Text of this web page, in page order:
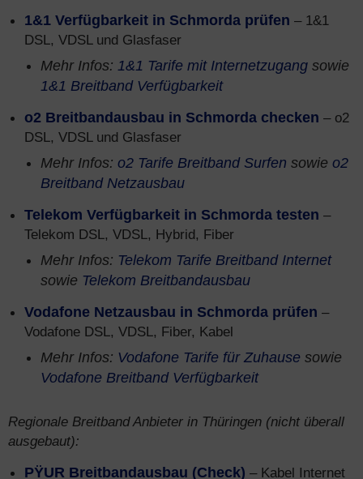
1&1 Verfügbarkeit in Schmorda prüfen – 1&1
DSL, VDSL und Glasfaser
Mehr Infos: 1&1 Tarife mit Internetzugang sowie
1&1 Breitband Verfügbarkeit
o2 Breitbandausbau in Schmorda checken – o2
DSL, VDSL und Glasfaser
Mehr Infos: o2 Tarife Breitband Surfen sowie o2
Breitband Netzausbau
Telekom Verfügbarkeit in Schmorda testen –
Telekom DSL, VDSL, Hybrid, Fiber
Mehr Infos: Telekom Tarife Breitband Internet
sowie Telekom Breitbandausbau
Vodafone Netzausbau in Schmorda prüfen –
Vodafone DSL, VDSL, Fiber, Kabel
Mehr Infos: Vodafone Tarife für Zuhause sowie
Vodafone Breitband Verfügbarkeit
Regionale Breitband Anbieter in Thüringen (nicht überall
ausgebaut):
PŸUR Breitbandausbau (Check) – Kabel Internet